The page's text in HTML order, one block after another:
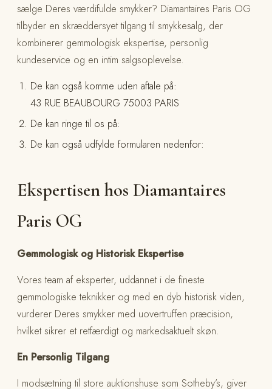
sælge Deres værdifulde smykker? Diamantaires Paris OG
tilbyder en skræddersyet tilgang til smykkesalg, der
kombinerer gemmologisk ekspertise, personlig
kundeservice og en intim salgsoplevelse.
De kan også komme uden aftale på:
43 RUE BEAUBOURG 75003 PARIS
De kan ringe til os på:
De kan også udfylde formularen nedenfor:
Ekspertisen hos Diamantaires
Paris OG
Gemmologisk og Historisk Ekspertise
Vores team af eksperter, uddannet i de fineste
gemmologiske teknikker og med en dyb historisk viden,
vurderer Deres smykker med uovertruffen præcision,
hvilket sikrer et retfærdigt og markedsaktuelt skøn.
En Personlig Tilgang
I modsætning til store auktionshuse som Sotheby’s, giver